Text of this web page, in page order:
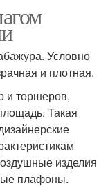
Условно
и плотная.
и торшеров,
Такая
изделия
плафоны.